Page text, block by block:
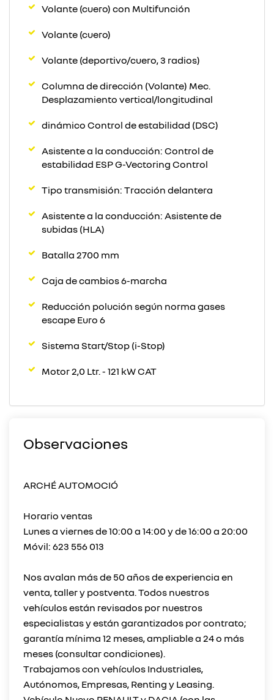
Volante (cuero) con Multifunción
Volante (cuero)
Volante (deportivo/cuero, 3 radios)
Columna de dirección (Volante) Mec.
Desplazamiento vertical/longitudinal
dinámico Control de estabilidad (DSC)
Asistente a la conducción: Control de
estabilidad ESP G-Vectoring Control
Tipo transmisión: Tracción delantera
Asistente a la conducción: Asistente de
subidas (HLA)
Batalla 2700 mm
Caja de cambios 6-marcha
Reducción polución según norma gases
escape Euro 6
Sistema Start/Stop (i-Stop)
Motor 2,0 Ltr. - 121 kW CAT
Observaciones
ARCHÉ AUTOMOCIÓ
Horario ventas
Lunes a viernes de 10:00 a 14:00 y de 16:00 a 20:00
Móvil: 623 556 013
Nos avalan más de 50 años de experiencia en
venta, taller y postventa. Todos nuestros
vehículos están revisados por nuestros
especialistas y están garantizados por contrato;
garantía mínima 12 meses, ampliable a 24 o más
meses (consultar condiciones).
Trabajamos con vehículos Industriales,
Autónomos, Empresas, Renting y Leasing.